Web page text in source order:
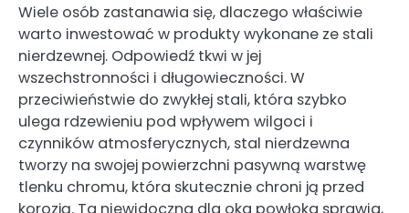
Wiele osób zastanawia się, dlaczego właściwie
warto inwestować w produkty wykonane ze stali
nierdzewnej. Odpowiedź tkwi w jej
wszechstronności i długowieczności. W
przeciwieństwie do zwykłej stali, która szybko
ulega rdzewieniu pod wpływem wilgoci i
czynników atmosferycznych, stal nierdzewna
tworzy na swojej powierzchni pasywną warstwę
tlenku chromu, która skutecznie chroni ją przed
korozją. Ta niewidoczna dla oka powłoka sprawia,